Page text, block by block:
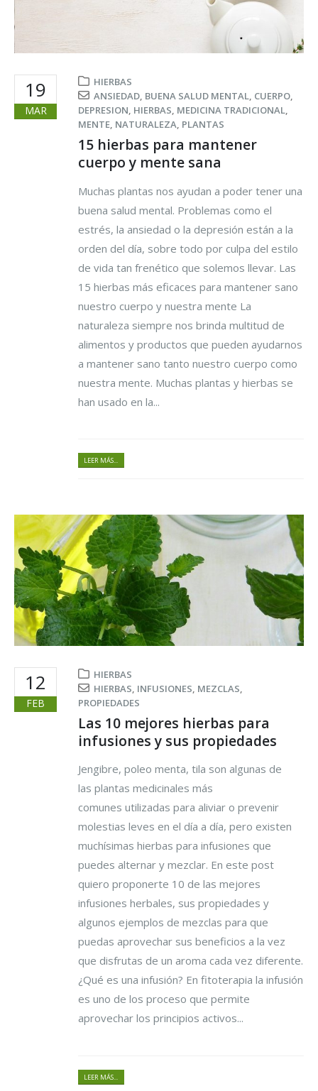
19
MAR
HIERBAS
ANSIEDAD, BUENA SALUD MENTAL, CUERPO,
DEPRESION, HIERBAS, MEDICINA TRADICIONAL,
MENTE, NATURALEZA, PLANTAS
15 hierbas para mantener
cuerpo y mente sana
Muchas plantas nos ayudan a poder tener una
buena salud mental. Problemas como el
estrés, la ansiedad o la depresión están a la
orden del día, sobre todo por culpa del estilo
de vida tan frenético que solemos llevar. Las
15 hierbas más eficaces para mantener sano
nuestro cuerpo y nuestra mente La
naturaleza siempre nos brinda multitud de
alimentos y productos que pueden ayudarnos
a mantener sano tanto nuestro cuerpo como
nuestra mente. Muchas plantas y hierbas se
han usado en la...
LEER MÁS...
12
FEB
HIERBAS
HIERBAS INFUSIONES MEZCLAS
PROPIEDADES
Las 10 mejores hierbas para
infusiones y sus propiedades
Jengibre, poleo menta, tila son algunas de
las plantas medicinales más
comunes utilizadas para aliviar o prevenir
molestias leves en el día a día, pero existen
muchísimas hierbas para infusiones que
puedes alternar y mezclar. En este post
quiero proponerte 10 de las mejores
infusiones herbales, sus propiedades y
algunos ejemplos de mezclas para que
puedas aprovechar sus beneficios a la vez
que disfrutas de un aroma cada vez diferente.
¿Qué es una infusión? En fitoterapia la infusión
es uno de los proceso que permite
aprovechar los principios activos...
LEER MÁS...